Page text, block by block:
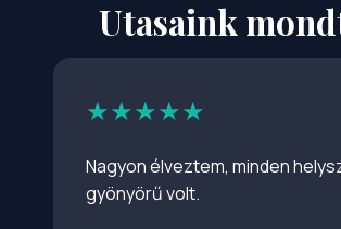
★★★★★
gyönyörű volt.